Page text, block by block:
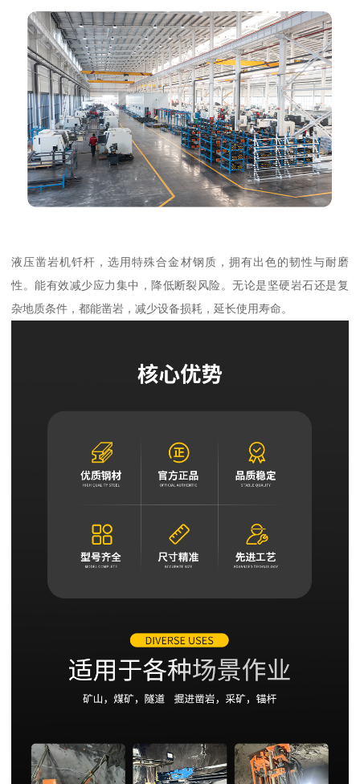
液压凿岩机钎杆，选用特殊合金材钢质，拥有出色的韧性与耐磨
性。能有效减少应力集中，降低断裂风险。无论是坚硬岩石还是复
杂地质条件，都能凿岩，减少设备损耗，延长使用寿命。​